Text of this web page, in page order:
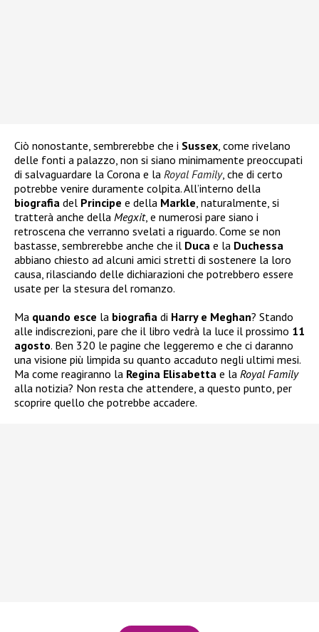
Ciò nonostante, sembrerebbe che i Sussex, come rivelano
delle fonti a palazzo, non si siano minimamente preoccupati
di salvaguardare la Corona e la Royal Family, che di certo
potrebbe venire duramente colpita. All’interno della
biografia del Principe e della Markle, naturalmente, si
tratterà anche della Megxit, e numerosi pare siano i
retroscena che verranno svelati a riguardo. Come se non
bastasse, sembrerebbe anche che il Duca e la Duchessa
abbiano chiesto ad alcuni amici stretti di sostenere la loro
causa, rilasciando delle dichiarazioni che potrebbero essere
usate per la stesura del romanzo.
Ma quando esce la biografia di Harry e Meghan? Stando
alle indiscrezioni, pare che il libro vedrà la luce il prossimo 11
agosto. Ben 320 le pagine che leggeremo e che ci daranno
una visione più limpida su quanto accaduto negli ultimi mesi.
Ma come reagiranno la Regina Elisabetta e la Royal Family
alla notizia? Non resta che attendere, a questo punto, per
scoprire quello che potrebbe accadere.